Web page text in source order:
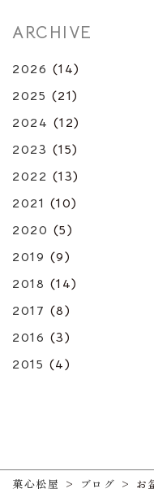
ARCHIVE
2026 (14)
2025 (21)
2024 (12)
2023 (15)
2022 (13)
2021 (10)
2020 (5)
2019 (9)
2018 (14)
2017 (8)
2016 (3)
2015 (4)
菓心松屋 > ブログ > お